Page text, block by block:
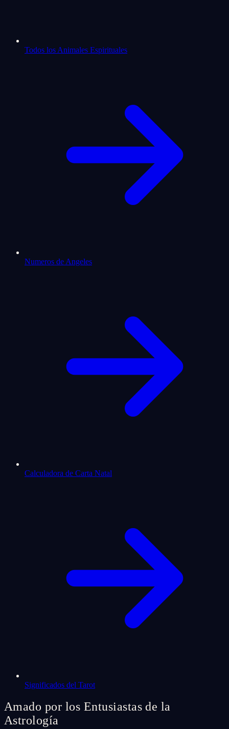
Todos los Animales Espirituales
Numeros de Angeles
Calculadora de Carta Natal
Significados del Tarot
Amado por los Entusiastas de la
Astrología